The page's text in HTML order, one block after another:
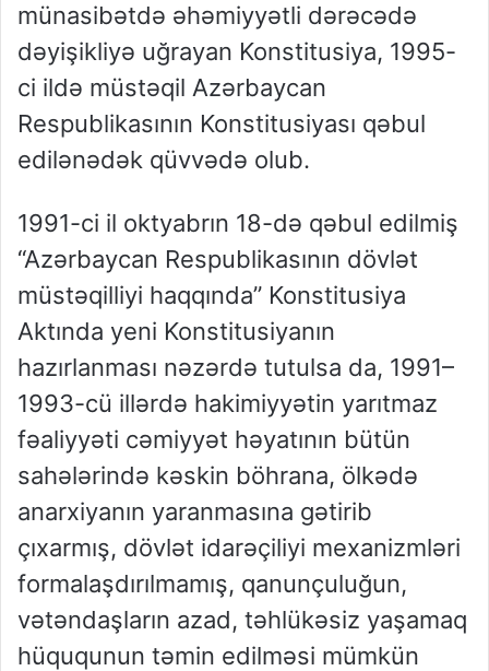
münasibətdə əhəmiyyətli dərəcədə
dəyişikliyə uğrayan Konstitusiya, 1995-
ci ildə müstəqil Azərbaycan
Respublikasının Konstitusiyası qəbul
edilənədək qüvvədə olub.
1991-ci il oktyabrın 18-də qəbul edilmiş
“Azərbaycan Respublikasının dövlət
müstəqilliyi haqqında” Konstitusiya
Aktında yeni Konstitusiyanın
hazırlanması nəzərdə tutulsa da, 1991–
1993-cü illərdə hakimiyyətin yarıtmaz
fəaliyyəti cəmiyyət həyatının bütün
sahələrində kəskin böhrana, ölkədə
anarxiyanın yaranmasına gətirib
çıxarmış, dövlət idarəçiliyi mexanizmləri
formalaşdırılmamış, qanunçuluğun,
vətəndaşların azad, təhlükəsiz yaşamaq
hüququnun təmin edilməsi mümkün